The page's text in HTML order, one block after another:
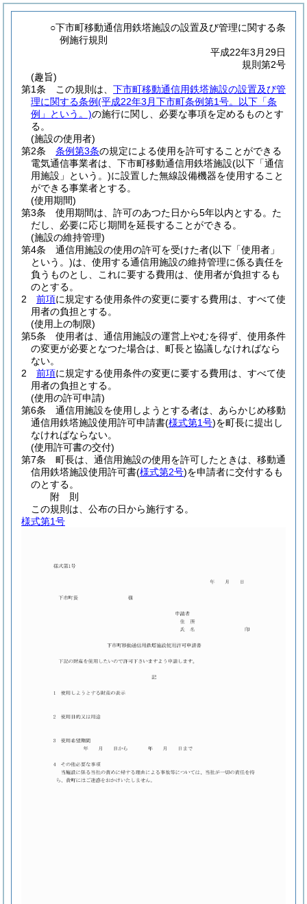
○下市町移動通信用鉄塔施設の設置及び管理に関する条
例施行規則
平成22年3月29日
規則第2号
(趣旨)
第1条
この規則は、 下市町移動通信用鉄塔施設の設置及び管
理に関する条例(平成22年3月下市町条例第1号。以下「条
例」という。)の施行に関し、必要な事項を定めるものとす
る。
(施設の使用者)
第2条
条例第3条の規定による使用を許可することができる
電気通信事業者は、下市町移動通信用鉄塔施設(以下「通信
用施設」という。)に設置した無線設備機器を使用すること
ができる事業者とする。
(使用期間)
第3条
使用期間は、許可のあつた日から5年以内とする。 た
だし、必要に応じ期間を延長することができる。
(施設の維持管理)
第4条
通信用施設の使用の許可を受けた者(以下「使用者」
という。)は、使用する通信用施設の維持管理に係る責任を
負うものとし、これに要する費用は、使用者が負担するも
のとする。
2
前項に規定する使用条件の変更に要する費用は、すべて使
用者の負担とする。
(使用上の制限)
第5条
使用者は、通信用施設の運営上やむを得ず、使用条件
の変更が必要となつた場合は、町長と協議しなければなら
ない。
2
前項に規定する使用条件の変更に要する費用は、すべて使
用者の負担とする。
(使用の許可申請)
第6条
通信用施設を使用しようとする者は、あらかじめ移動
通信用鉄塔施設使用許可申請書(様式第1号)を町長に提出し
なければならない。
(使用許可書の交付)
第7条
町長は、通信用施設の使用を許可したときは、移動通
信用鉄塔施設使用許可書(様式第2号)を申請者に交付するも
のとする。
附 則
この規則は、公布の日から施行する。
様式第1号